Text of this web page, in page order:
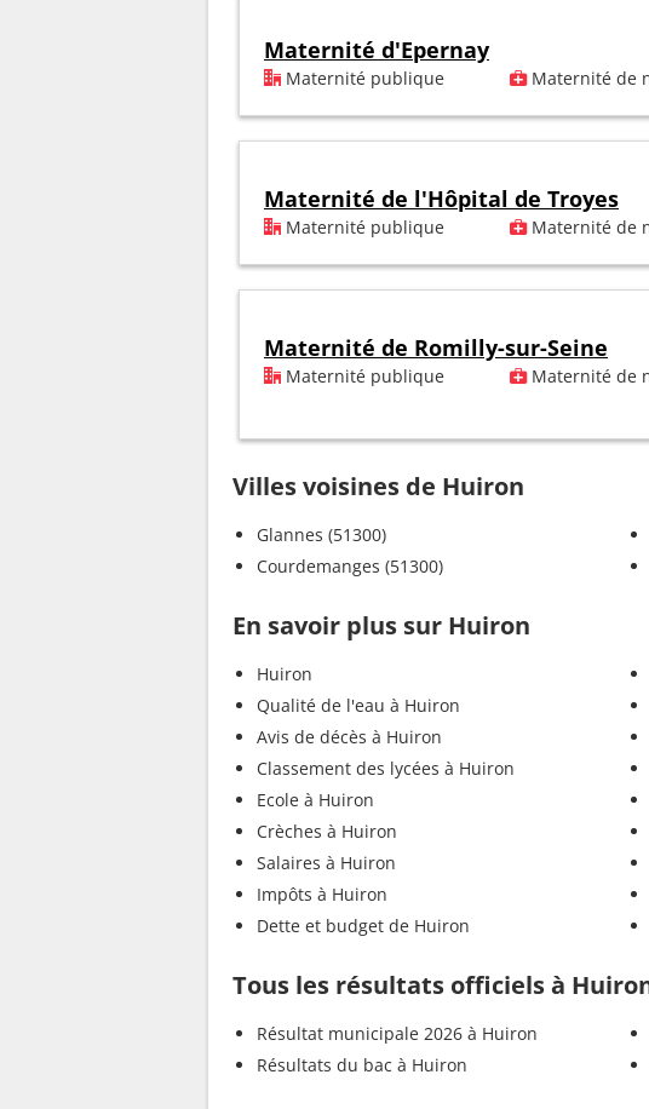
Maternité d'Epernay
Maternité publique Maternité de
Maternité de l'Hôpital de Troyes
Maternité publique Maternité de
Maternité de Romilly-sur-Seine
Maternité publique Maternité de
Villes voisines de Huiron
Glannes (51300)
Courdemanges (51300)
En savoir plus sur Huiron
Huiron
Qualité de l'eau à Huiron
Avis de décès à Huiron
Classement des lycées à Huiron
Ecole à Huiron
Crèches à Huiron
Salaires à Huiron
Impôts à Huiron
Dette et budget de Huiron
Tous les résultats officiels à
Résultat municipale 2026 à Huiron
Résultats du bac à Huiron